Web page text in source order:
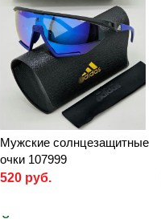
Мужские солнцезащитные
очки 107999
520 руб.